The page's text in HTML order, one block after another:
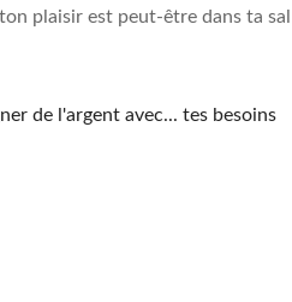
plaisir est peut-être dans ta